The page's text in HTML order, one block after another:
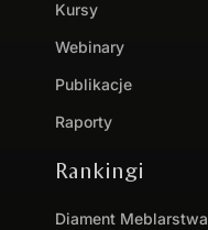
Kursy
Webinary
Publikacje
Raporty
Rankingi
Diament Meblarstwa